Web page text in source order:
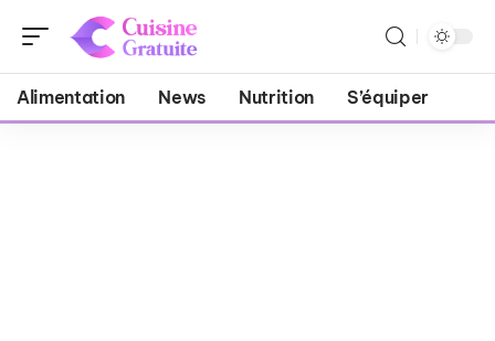
Alimentation News Nutrition S’équiper